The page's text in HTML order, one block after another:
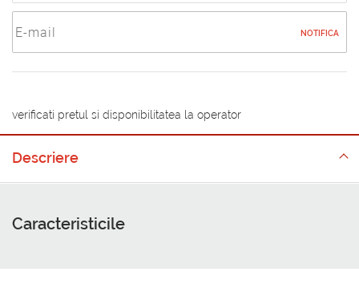
NOTIFICA
verificati pretul si disponibilitatea la operator
Descriere
Caracteristicile